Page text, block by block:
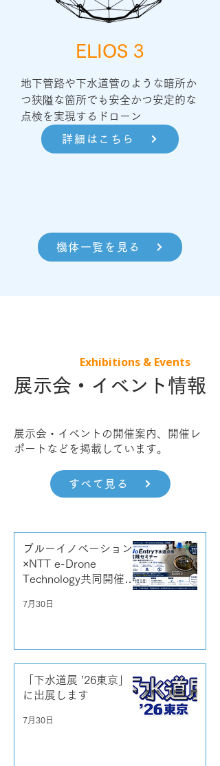
ELIOS 3
地下管路や下水道管のような暗所か
つ狭隘な箇所でも安全かつ安定的な
点検を実現するドローン
詳細はこちら
機体一覧を見る
Exhibitions & Events
展示会・イベント情報
展示会・イベントの開催案内、開催レ
ポートなどを掲載しています。
すべて見る
ブルーイノベーション
×NTT e-Drone
Technology共同開催
実践セミナー」
7月30日
「下水道展 ’26東京」
に出展します
7月30日